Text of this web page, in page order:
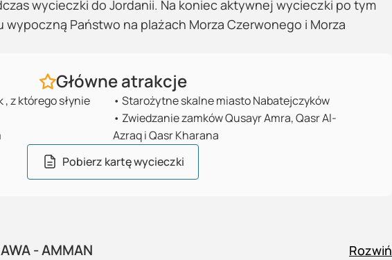
wycieczki do Jordanii. Na koniec aktywnej wycieczki po tym
Państwo na plażach Morza Czerwonego i Morza
Główne atrakcje
z którego słynie
• Starożytne skalne miasto Nabatejczyków
• Zwiedzanie zamków Qusayr Amra, Qasr Al-
Azraq i Qasr Kharana
Pobierz kartę wycieczki
- AMMAN Rozwiń